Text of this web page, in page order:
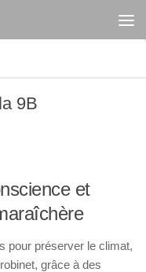
9B
et
pour préserver le climat,
grâce à des